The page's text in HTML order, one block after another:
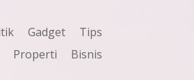
Gadget
Tips
Properti Bisnis